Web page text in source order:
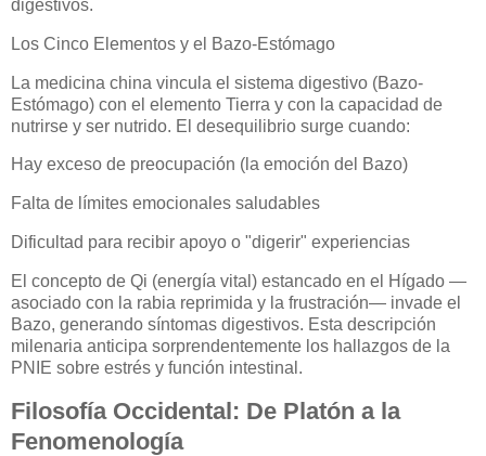
digestivos.
Los Cinco Elementos y el Bazo-Estómago
La medicina china vincula el sistema digestivo (Bazo-
Estómago) con el elemento Tierra y con la capacidad de
nutrirse y ser nutrido. El desequilibrio surge cuando:
Hay exceso de preocupación (la emoción del Bazo)
Falta de límites emocionales saludables
Dificultad para recibir apoyo o "digerir" experiencias
El concepto de Qi (energía vital) estancado en el Hígado —
asociado con la rabia reprimida y la frustración— invade el
Bazo, generando síntomas digestivos. Esta descripción
milenaria anticipa sorprendentemente los hallazgos de la
PNIE sobre estrés y función intestinal.
Filosofía Occidental: De Platón a la
Fenomenología